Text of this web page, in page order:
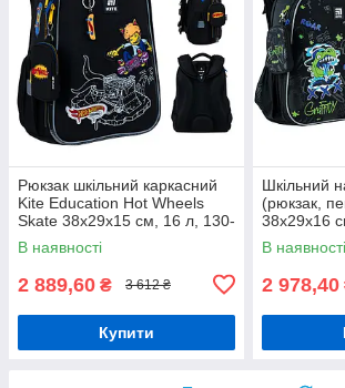
Рюкзак шкільний каркасний
Kite Education Hot Wheels
Skate 38x29x15 см, 16 л, 130-
145 см, чорний
В наявності
2 889,60 ₴ 3 612 ₴
Купити
Шкільний
(рюкзак,
38x29x16
см,
В наявності
2 978,40